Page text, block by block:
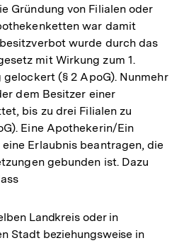
Gründung von Filialen oder
war damit
wurde durch das
mit Wirkung zum 1.
(§ 2 ApoG). Nunmehr
dem Besitzer einer
bis zu drei Filialen zu
Eine Apothekerin/Ein
Erlaubnis beantragen, die
gebunden ist. Dazu
Landkreis oder in
Stadt beziehungsweise in